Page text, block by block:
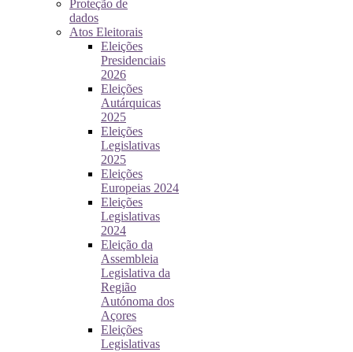
Proteção de
dados
Atos Eleitorais
Eleições
Presidenciais
2026
Eleições
Autárquicas
2025
Eleições
Legislativas
2025
Eleições
Europeias 2024
Eleições
Legislativas
2024
Eleição da
Assembleia
Legislativa da
Região
Autónoma dos
Açores
Eleições
Legislativas